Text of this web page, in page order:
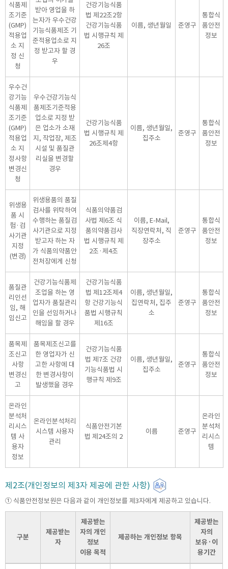
식품제
조기준
(GMP)
적용업
소 지
정 신
청
받아 영업을 하
는자가 우수건강
기능식품제조 기
준적용업소로 지
정 받고자 할 경
우
건강기능식품
법 제22조2항
건강기능식품
법 시행규칙 제
26조
이름, 생년월일 준영구
통합식
품안전
정보
우수건
강기능
식품제
조기준
(GMP)
적용업
소 지
정사항
변경신
청
우수건강기능식
품제조기준적용
업소로 지정 받
은 업소가 소재
지, 작업장, 제조
시설 및 품질관
리실을 변경할
경우
건강기능식품
법 시행규칙 제
26조제4항
이름, 생년월일,
집주소
준영구
통합식
품안전
정보
위생용
품 시
험·검
사기관
지정
(변경)
위생용품의 품질
검사를 위탁하여
수행하는 품질검
사기관으로 지정
받고자 하는 자
가 식품의약품안
전처장에게 신청
식품의약품검
사법 제6조 식
품의약품검사
법 시행규칙 제
2조·제4조
이름, E-Mail,
직장연락처, 직
장주소
준영구
통합식
품안전
정보
품질관
리인선
임, 해
임신고
건강기능식품제
조업을 하는 영
업자가 품질관리
인을 선임하거나
해임을 할 경우
건강기능식품
법 제12조제4
항 건강기능식
품법 시행규칙
제16조
이름, 생년월일,
집연락처, 집주
소
준영구
통합식
품안전
정보
품목제
조신고
사항
변경신
고
품목제조신고를
한 영업자가 신
고한 사항에 대
한 변경사항이
발생했을 경우
건강기능식품
법 제7조 건강
기능식품법 시
행규칙 제9조
이름, 생년월일,
집주소
준영구
통합식
품안전
정보
온라인
분석처
리시스
템 사
용자
정보
온라인분석처리
시스템 사용자
관리
식품안전기본
법 제24조의 2
이름 준영구
온라인
분석처
리시스
템
제2조(개인정보의 제3자 제공에 관한 사항)
① 식품안전정보원은 다음과 같이 개인정보를 제3자에게 제공하고 있습니다.
구분
제공받는
자
제공받는
자의 개인
정보
이용 목적
제공하는 개인정보 항목
제공받는
자의
보유·이
용기간